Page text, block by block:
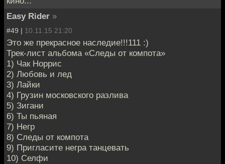
Easy Rider »
#49 | 10.11.15 21:20
Это же прекрасное наследие!!!111 :)
Трек-лист альбома «Следы от компота»
1) Чак Норрис
2) Любовь и лед
3) Лайки
4) Грузин московского разлива
5) Зигани
6) Ты пьяная
7) Негр
8) Следы от компота
9) Пригласите негра танцевать
10) Селфи